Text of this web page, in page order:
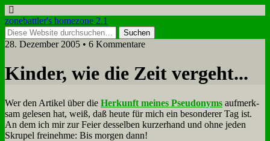
zonebattler's homezone 2.1
28. Dezember 2005 • 6 Kommentare
Kin­der, wie die Zeit ver­geht...
Wer den Ar­ti­kel über die Her­kunft mei­nes Pseud­onyms auf­merk­
sam ge­le­sen hat, weiß, daß heu­te für mich ein be­son­de­rer Tag ist.
An dem ich mir zur Fei­er des­sel­ben kur­zer­hand und oh­ne je­den
Skru­pel frei­neh­me: Bis mor­gen dann!